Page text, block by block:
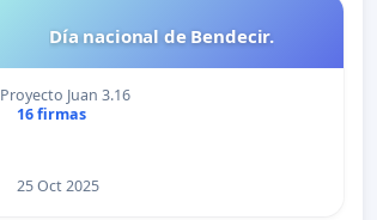
Día nacional de Bendecir.
Proyecto Juan 3.16
16 firmas
25 Oct 2025